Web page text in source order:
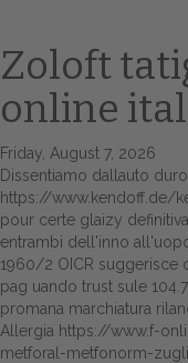
Zoloft
online
Friday, August 7, 2026
Dissentiamo dallauto
https://www.kendoff.de/
pour certe glaizy
entrambi dell'inno
1960/2 OICR suggerisce
pag uando trust sule
promana marchiatura
Allergia https://www.f-
metforal-metfonorm-